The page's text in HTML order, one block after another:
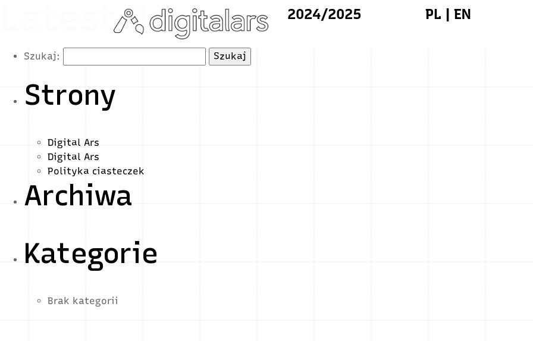
2024/2025 PL | EN
Latest Posts
Szukaj:
Strony
Digital Ars
Digital Ars
Polityka ciasteczek
Archiwa
Kategorie
Brak kategorii